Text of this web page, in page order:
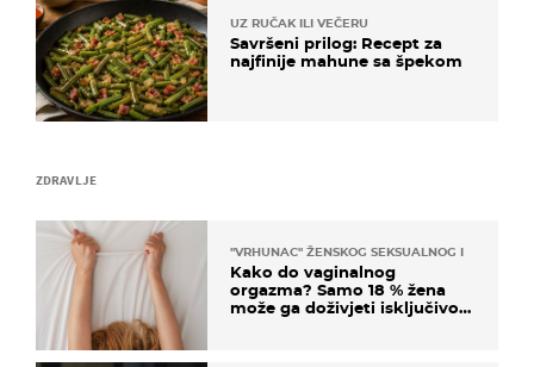
ZDRAVLJE
"VRHUNAC" ŽENSKOG SEKSUALNOG ISKUSTVA
Kako do vaginalnog
orgazma? Samo 18 % žena
može ga doživjeti isključivo
UZ RUČAK ILI VEČERU
Savršeni prilog: Recept za
najfinije mahune sa špekom